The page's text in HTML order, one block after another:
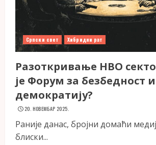
Српски свет Хибридни рат
Разоткривање НВО
је Форум за безбедност и
демократију?
20. НОВЕМБАР 2025.
Раније данас, бројни домаћи
блиски...